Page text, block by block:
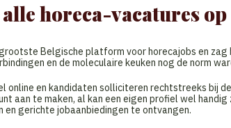
horeca-vacatures op
Belgische platform voor horecajobs en
en de moleculaire keuken nog de norm
online en kandidaten solliciteren rechtstreeks bij
aan te maken, al kan een eigen profiel wel handig
en gerichte jobaanbiedingen te ontvangen.